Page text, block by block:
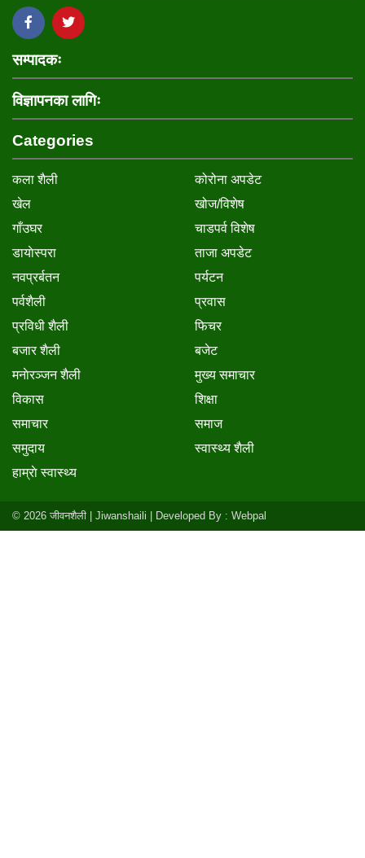
सम्पादकः
विज्ञापनका लागिः
Categories
कला शैली
कोरोना अपडेट
खेल
खोज/विशेष
गाँउघर
चाडपर्व विशेष
डायाेस्परा
ताजा अपडेट
नवप्रर्बतन
पर्यटन
पर्वशैली
प्रवास
प्रविधी शैली
फिचर
बजार शैली
बजेट
मनाेरञ्जन शैली
मुख्य समाचार
विकास
शिक्षा
समाचार
समाज
समुदाय
स्वास्थ्य शैली
हाम्राे स्वास्थ्य
© 2026 जीवनशैली | Jiwanshaili | Developed By : Webpal